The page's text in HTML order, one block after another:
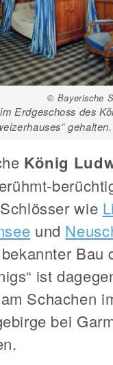
© Bayerische
Erdgeschoss des
gehalten.
König
wie
und
Bau
ist
Schachen
bei